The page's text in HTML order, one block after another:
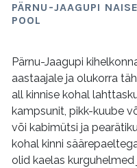
PÄRNU-JAAGUPI
POOL
Pärnu-Jaagupi
aastaajale ja olukorra
all kinnise kohal
kampsunit, pikk-kuube
või kabimütsi ja
kohal kinni
olid kaelas kurguhelmed